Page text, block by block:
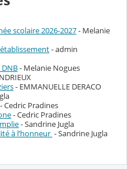
scolaire 2026-2027- Melanie
- admin
- Melanie Nogues
- EMMANUELLE DERACO
- Cedric Pradines
- Cedric Pradines
- Sandrine Jugla
à l’honneur - Sandrine Jugla